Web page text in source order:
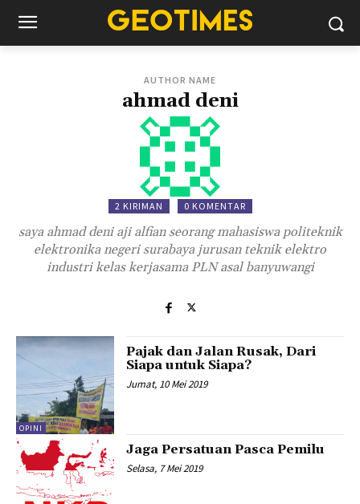
AUTHOR NAME
ahmad deni
2 KIRIMAN 0 KOMENTAR
saya ahmad deni aji alfian seorang mahasiswa politeknik
elektronika negeri surabaya jurusan teknik elektro
industri kelas kerjasama PLN asal banyuwangi
OPINI
Pajak dan Jalan Rusak, Dari
Siapa untuk Siapa?
Jumat, 10 Mei 2019
Jaga Persatuan Pasca Pemilu
Selasa, 7 Mei 2019